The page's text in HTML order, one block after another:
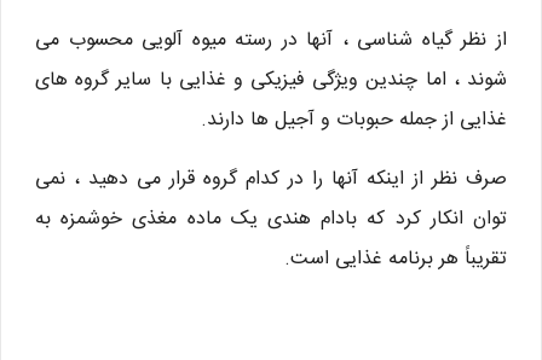
از نظر گیاه شناسی ، آنها در رسته میوه آلویی محسوب می
شوند ، اما چندین ویژگی فیزیکی و غذایی با سایر گروه های
غذایی از جمله حبوبات و آجیل ها دارند.
صرف نظر از اینکه آنها را در کدام گروه قرار می دهید ، نمی
توان انکار کرد که بادام هندی یک ماده مغذی خوشمزه به
تقریباً هر برنامه غذایی است.